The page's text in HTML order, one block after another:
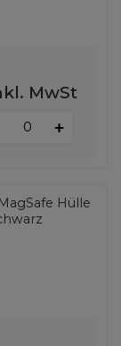
MwSt
+
Hülle